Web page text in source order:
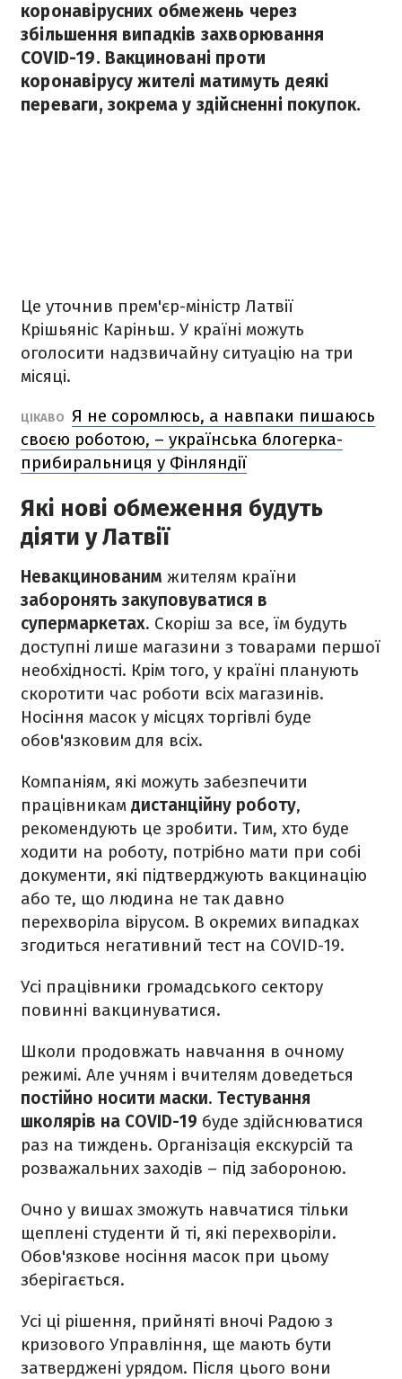
коронавірусних обмежень через
збільшення випадків захворювання
COVID-19. Вакциновані проти
коронавірусу жителі матимуть деякі
переваги, зокрема у здійсненні покупок.
Це уточнив прем'єр-міністр Латвії
Крішьяніс Каріньш. У країні можуть
оголосити надзвичайну ситуацію на три
місяці.
ЦІКАВО Я не соромлюсь, а навпаки пишаюсь
своєю роботою, – українська блогерка-
прибиральниця у Фінляндії
Які нові обмеження будуть
діяти у Латвії
Невакцинованим жителям країни
заборонять закуповуватися в
супермаркетах. Скоріш за все, їм будуть
доступні лише магазини з товарами першої
необхідності. Крім того, у країні планують
скоротити час роботи всіх магазинів.
Носіння масок у місцях торгівлі буде
обов'язковим для всіх.
Компаніям, які можуть забезпечити
працівникам дистанційну роботу,
рекомендують це зробити. Тим, хто буде
ходити на роботу, потрібно мати при собі
документи, які підтверджують вакцинацію
або те, що людина не так давно
перехворіла вірусом. В окремих випадках
згодиться негативний тест на COVID-19.
Усі працівники громадського сектору
повинні вакцинуватися.
Школи продовжать навчання в очному
режимі. Але учням і вчителям доведеться
постійно носити маски. Тестування
школярів на COVID-19 буде здійснюватися
раз на тиждень. Організація екскурсій та
розважальних заходів – під забороною.
Очно у вишах зможуть навчатися тільки
щеплені студенти й ті, які перехворіли.
Обов'язкове носіння масок при цьому
зберігається.
Усі ці рішення, прийняті вночі Радою з
кризового Управління, ще мають бути
затверджені урядом. Після цього вони